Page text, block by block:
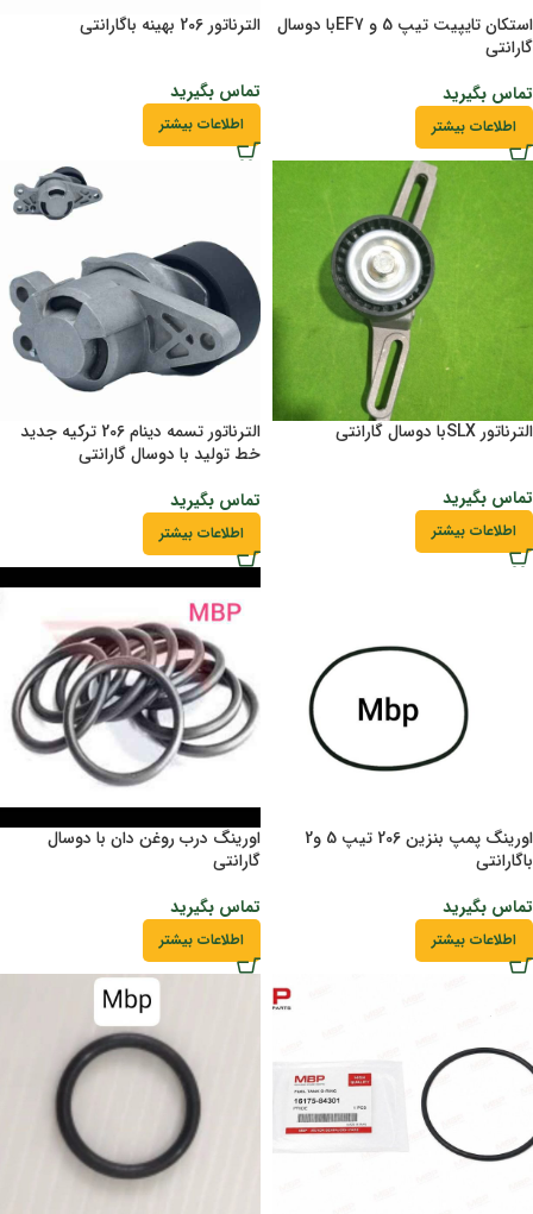
استکان تایپیت تیپ 5 و EF7با دوسال
گارانتی
تماس بگیرید
اطلاعات بیشتر
الترناتور 206 بهینه باگارانتی
تماس بگیرید
اطلاعات بیشتر
الترناتور SLXبا دوسال گارانتی
تماس بگیرید
اطلاعات بیشتر
الترناتور تسمه دینام 206 ترکیه جدید
خط تولید با دوسال گارانتی
تماس بگیرید
اطلاعات بیشتر
اورینگ پمپ بنزین 206 تیپ 5 و2
باگارانتی
تماس بگیرید
اطلاعات بیشتر
اورینگ درب روغن دان با دوسال
گارانتی
تماس بگیرید
اطلاعات بیشتر